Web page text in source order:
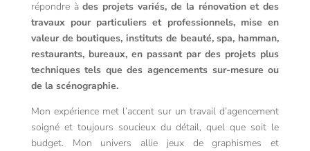
répondre àdes projets variés, de la rénovation et des
travaux pour particuliers et professionnels, mise en
valeur de boutiques, instituts de beauté, spa, hamman,
restaurants, bureaux, en passant par des projets plus
techniques tels que des agencements sur-mesure ou
de la scénographie.
Mon expérience met l’accent sur un travail d’agencement
soigné et toujours soucieux du détail, quel que soit le
budget. Mon univers allie jeux de graphismes et